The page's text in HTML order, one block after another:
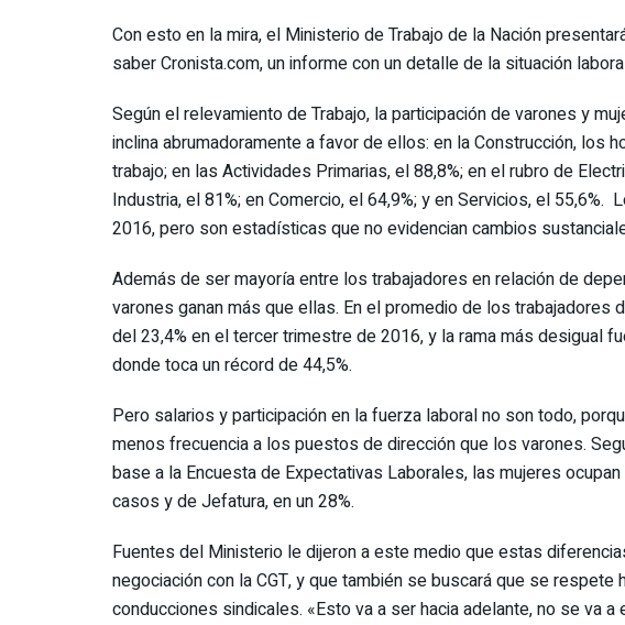
Con esto en la mira, el Ministerio de Trabajo de la Nación
saber Cronista.com, un informe con un detalle de la situación
Según el relevamiento de Trabajo, la participación de varones y
inclina abrumadoramente a favor de ellos: en la Construcción, los
trabajo; en las Actividades Primarias, el 88,8%; en el rubro de
Industria, el 81%; en Comercio, el 64,9%; y en Servicios, el
2016, pero son estadísticas que no evidencian cambios
Además de ser mayoría entre los trabajadores en relación de
varones ganan más que ellas. En el promedio de los trabajadores
del 23,4% en el tercer trimestre de 2016, y la rama más desigual
donde toca un récord de 44,5%.
Pero salarios y participación en la fuerza laboral no son todo,
menos frecuencia a los puestos de dirección que los varones.
base a la Encuesta de Expectativas Laborales, las mujeres
casos y de Jefatura, en un 28%.
Fuentes del Ministerio le dijeron a este medio que estas
negociación con la CGT, y que también se buscará que se
conducciones sindicales. «Esto va a ser hacia adelante, no se va a